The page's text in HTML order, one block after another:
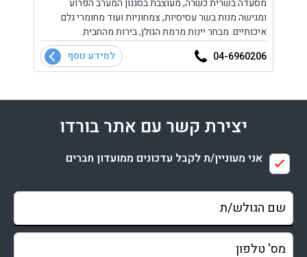
ומגישה מנות בשר עסיסיות, צמחוניות ועוד מחומרי גלם
איכותיים. מבחר יינות מרמת הגולן, בירות מהחבית.
04-6960206
למידע נוסף
יצירת קשר עם אתר בורדו
אני מעוניין/ת לקבל עדכונים ממועדון חברים